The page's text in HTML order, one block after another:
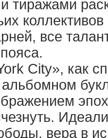
тиражами
все
City», как
вера в